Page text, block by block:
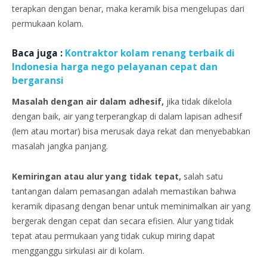
terapkan dengan benar, maka keramik bisa mengelupas dari
permukaan kolam.
Baca juga : Kontraktor kolam renang terbaik di
Indonesia harga nego pelayanan cepat dan
bergaransi
Masalah dengan air dalam adhesif, jika tidak dikelola
dengan baik, air yang terperangkap di dalam lapisan adhesif
(lem atau mortar) bisa merusak daya rekat dan menyebabkan
masalah jangka panjang.
Kemiringan atau alur yang tidak tepat, salah satu
tantangan dalam pemasangan adalah memastikan bahwa
keramik dipasang dengan benar untuk meminimalkan air yang
bergerak dengan cepat dan secara efisien. Alur yang tidak
tepat atau permukaan yang tidak cukup miring dapat
mengganggu sirkulasi air di kolam.